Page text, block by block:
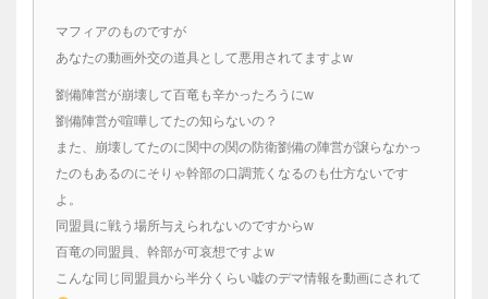
マフィアのものですが
あなたの動画外交の道具として悪用されてますよw
劉備陣営が崩壊して百竜も辛かったろうにw
劉備陣営が喧嘩してたの知らないの？
また、崩壊してたのに関中の関の防衛劉備の陣営が譲らなかっ
たのもあるのにそりゃ幹部の口調荒くなるのも仕方ないです
よ。
同盟員に戦う場所与えられないのですからw
百竜の同盟員、幹部が可哀想ですよw
こんな同じ同盟員から半分くらい嘘のデマ情報を動画にされて